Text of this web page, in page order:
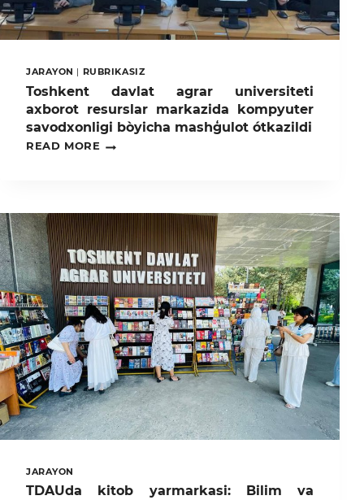
JARAYON | RUBRIKASIZ
Toshkent davlat agrar universiteti
axborot resurslar markazida kompyuter
savodxonligi bòyicha mashģulot ótkazildi
READ MORE
TOSHKENT
RESURSLAR
MARKAZIDA
KOMPYUTER
SAVODXONLIGI
BÒYICHA
MASHĢULOT
ÓTKAZILDI
JARAYON
TDAUda kitob yarmarkasi: Bilim va